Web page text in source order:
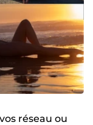
réseau ou